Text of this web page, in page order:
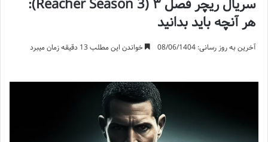
سریال ریچر فصل ۳ (Reacher Season 3):
هر آنچه باید بدانید
آخرین به روز رسانی: 08/06/1404 خواندن این مطلب 13 دقیقه زمان میبرد